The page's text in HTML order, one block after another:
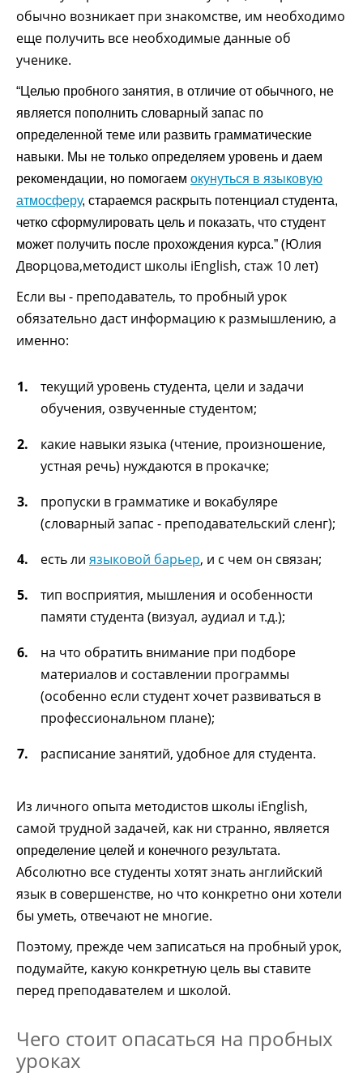
обычно возникает при знакомстве, им необходимо
еще получить все необходимые данные об
ученике.
“Целью пробного занятия, в отличие от обычного, не
является пополнить словарный запас по
определенной теме или развить грамматические
навыки. Мы не только определяем уровень и даем
рекомендации, но помогаем окунуться в языковую
атмосферу, стараемся раскрыть потенциал студента,
четко сформулировать цель и показать, что студент
может получить после прохождения курса.” (Юлия
Дворцова,методист школы iEnglish, стаж 10 лет)
Если вы - преподаватель, то пробный урок
обязательно даст информацию к размышлению, а
именно:
текущий уровень студента, цели и задачи
обучения, озвученные студентом;
какие навыки языка (чтение, произношение,
устная речь) нуждаются в прокачке;
пропуски в грамматике и вокабуляре
(словарный запас - преподавательский сленг);
есть ли языковой барьер, и с чем он связан;
тип восприятия, мышления и особенности
памяти студента (визуал, аудиал и т.д.);
на что обратить внимание при подборе
материалов и составлении программы
(особенно если студент хочет развиваться в
профессиональном плане);
расписание занятий, удобное для студента.
Из личного опыта методистов школы iEnglish,
самой трудной задачей, как ни странно, является
определение целей и конечного результата.
Абсолютно все студенты хотят знать английский
язык в совершенстве, но что конкретно они хотели
бы уметь, отвечают не многие.
Поэтому, прежде чем записаться на пробный урок,
подумайте, какую конкретную цель вы ставите
перед преподавателем и школой.
Чего стоит опасаться на пробных
уроках